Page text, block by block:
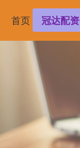
首页 冠达配资